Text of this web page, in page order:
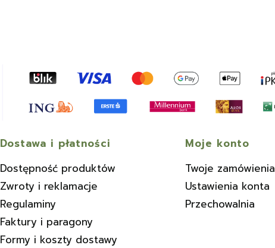
Dostawa i płatności
Dostępność produktów
Zwroty i reklamacje
Regulaminy
Faktury i paragony
Formy i koszty dostawy
Moje konto
Twoje zamówienia
Ustawienia konta
Przechowalnia